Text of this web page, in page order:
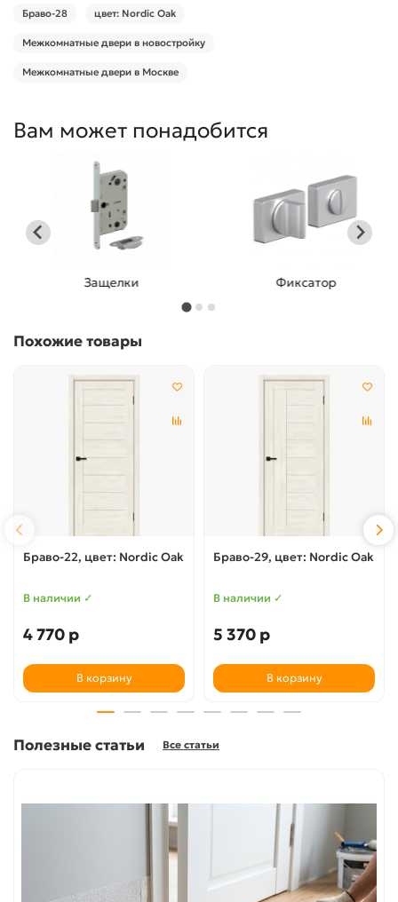
Браво-28 цвет: Nordic Oak
Межкомнатные двери в новостройку
Межкомнатные двери в Москве
Вам может понадобится
Защелки Фиксатор
Похожие товары
Браво-22, цвет: Nordic Oak
В наличии ✓
4 770 р
В корзину
Браво-29, цвет: Nordic Oak
В наличии ✓
5 370 р
В корзину
Полезные статьи Все статьи